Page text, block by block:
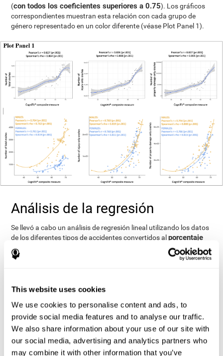
This website uses cookies
We use cookies to personalise content and ads, to
provide social media features and to analyse our traffic.
We also share information about your use of our site with
our social media, advertising and analytics partners who
may combine it with other information that you’ve
(con todos los coeficientes superiores a 0.75). Los gráficos
correspondientes muestran esta relación con cada grupo de
género representado en un color diferente (véase Plot Panel 1).
Análisis de la regresión
Se llevó a cabo un análisis de regresión lineal utilizando los datos
de los diferentes tipos de accidentes convertidos alporcentaje
de accidentes por tipo y sexo
del total como medidas
dependientes, y
la edad de los conductores, su género y su
a los modelos.
Los resultados correspondientes a losaccidentes mortales
mostraron unabondad de ajuste del modelo muy alta,
explicando el 98,3% de la varianzaen función de las
estimaciones de los parámetros(R=0,966, R2=0,983). Los
coeficientes del modelo para los diferentes factores mostraron
un poder de predicción significativo de la edad, y el género